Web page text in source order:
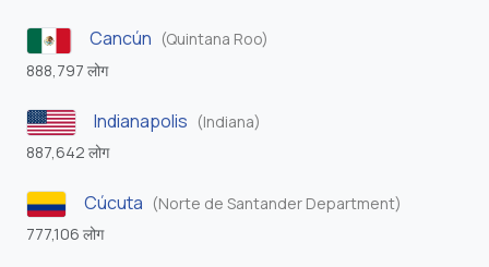
Cancún (Quintana Roo)
888,797 लोग
Indianapolis (Indiana)
887,642 लोग
Cúcuta (Norte de Santander Department)
777,106 लोग